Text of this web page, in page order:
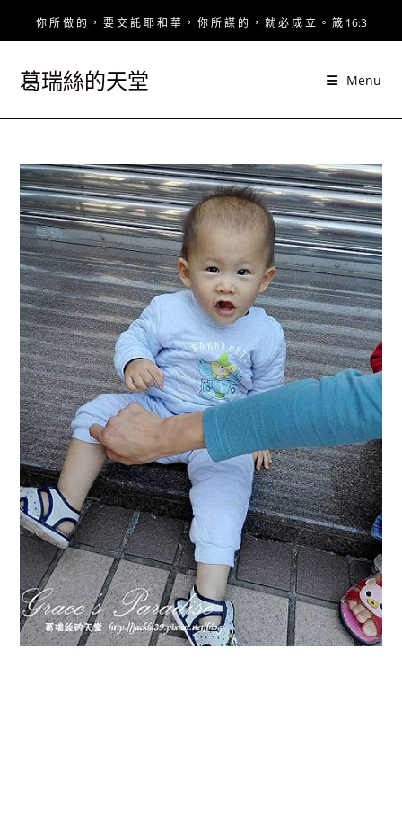
你 所 做 的 ， 要 交 託 耶 和 華 ， 你 所 謀 的 ， 就 必 成 立 。 箴 16:3
葛瑞絲的天堂 Menu